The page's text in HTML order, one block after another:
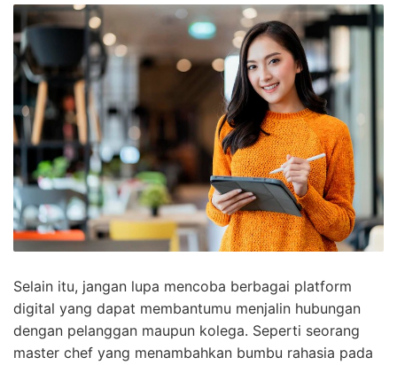
Selain itu, jangan lupa mencoba berbagai platform
digital yang dapat membantumu menjalin hubungan
dengan pelanggan maupun kolega. Seperti seorang
master chef yang menambahkan bumbu rahasia pada